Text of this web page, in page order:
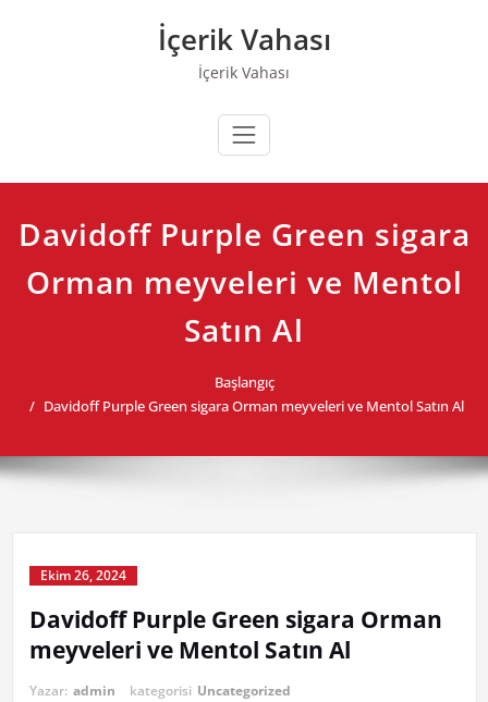
İçerik Vahası
İçerik Vahası
Davidoff Purple Green sigara
Orman meyveleri ve Mentol
Satın Al
Başlangıç
Davidoff Purple Green sigara Orman meyveleri ve Mentol Satın Al
Ekim 26, 2024
Davidoff Purple Green sigara Orman
meyveleri ve Mentol Satın Al
Yazar: admin kategorisi Uncategorized